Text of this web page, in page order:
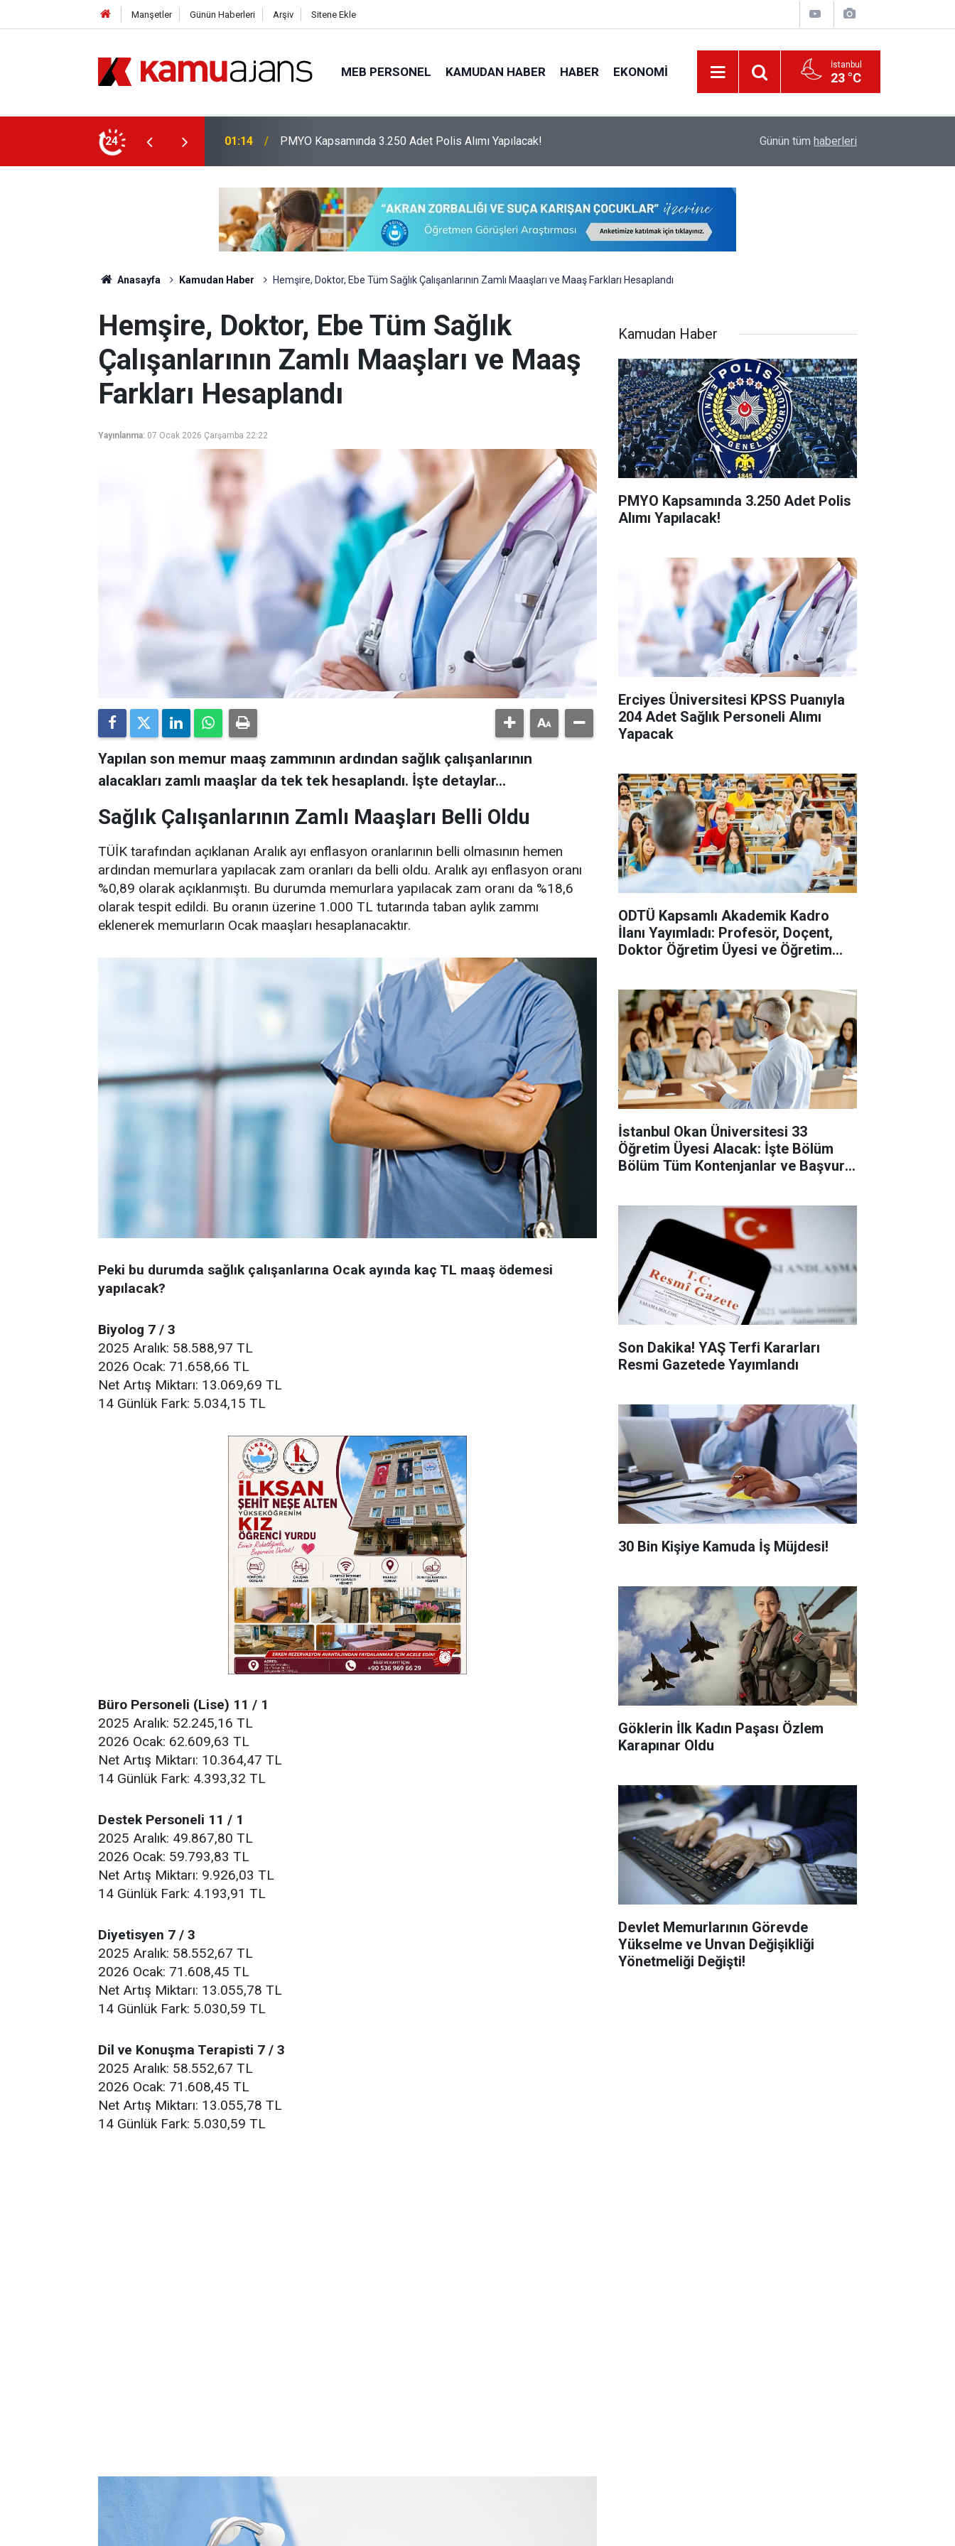
Manşetler Günün Haberleri Arşiv Sitene Ekle
MEB PERSONEL KAMUDAN HABER HABER EKONOMI İstanbul
23 °C
24
Alımı Yapılacak! 00:57 Erciyes Üniversitesi KPSS Puanıyla 204 Adet Sağlık Personeli Alımı Yapacak
Öğretim Üyesi ve Öğretim Görevlisi Alınacak
Günün tüm haberleri
Anasayfa Kamudan Haber Hemşire, Doktor, Ebe Tüm Sağlık Çalışanlarının Zamlı Maaşları ve Maaş Farkları Hesaplandı
Hemşire, Doktor, Ebe Tüm Sağlık
Çalışanlarının Zamlı Maaşları ve Maaş
Farkları Hesaplandı
Yayınlanma: 07 Ocak 2026 Çarşamba 22:22
Yapılan son memur maaş zammının ardından sağlık çalışanlarının
alacakları zamlı maaşlar da tek tek hesaplandı. İşte detaylar...
Sağlık Çalışanlarının Zamlı Maaşları Belli Oldu
TÜİK tarafından açıklanan Aralık ayı enflasyon oranlarının belli olmasının hemen
ardından memurlara yapılacak zam oranları da belli oldu. Aralık ayı enflasyon oranı
%0,89 olarak açıklanmıştı. Bu durumda memurlara yapılacak zam oranı da %18,6
olarak tespit edildi. Bu oranın üzerine 1.000 TL tutarında taban aylık zammı
eklenerek memurların Ocak maaşları hesaplanacaktır.
Peki bu durumda sağlık çalışanlarına Ocak ayında kaç TL maaş ödemesi
yapılacak?
Biyolog 7 / 3
2025 Aralık: 58.588,97 TL
2026 Ocak: 71.658,66 TL
Net Artış Miktarı: 13.069,69 TL
14 Günlük Fark: 5.034,15 TL
Büro Personeli (Lise) 11 / 1
2025 Aralık: 52.245,16 TL
2026 Ocak: 62.609,63 TL
Net Artış Miktarı: 10.364,47 TL
14 Günlük Fark: 4.393,32 TL
Destek Personeli 11 / 1
2025 Aralık: 49.867,80 TL
2026 Ocak: 59.793,83 TL
Net Artış Miktarı: 9.926,03 TL
14 Günlük Fark: 4.193,91 TL
Diyetisyen 7 / 3
2025 Aralık: 58.552,67 TL
2026 Ocak: 71.608,45 TL
Net Artış Miktarı: 13.055,78 TL
14 Günlük Fark: 5.030,59 TL
Dil ve Konuşma Terapisti 7 / 3
2025 Aralık: 58.552,67 TL
2026 Ocak: 71.608,45 TL
Net Artış Miktarı: 13.055,78 TL
14 Günlük Fark: 5.030,59 TL
Kamudan Haber
PMYO Kapsamında 3.250 Adet Polis
Alımı Yapılacak!
Erciyes Üniversitesi KPSS Puanıyla
204 Adet Sağlık Personeli Alımı
Yapacak
ODTÜ Kapsamlı Akademik Kadro
İlanı Yayımladı: Profesör, Doçent,
Doktor Öğretim Üyesi ve Öğretim
İstanbul Okan Üniversitesi 33
Öğretim Üyesi Alacak: İşte Bölüm
Bölüm Tüm Kontenjanlar ve Başvuru
Son Dakika! YAŞ Terfi Kararları
Resmi Gazetede Yayımlandı
​30 Bin Kişiye Kamuda İş Müjdesi!
Göklerin İlk Kadın Paşası Özlem
Karapınar Oldu
Devlet Memurlarının Görevde
Yükselme ve Unvan Değişikliği
Yönetmeliği Değişti!